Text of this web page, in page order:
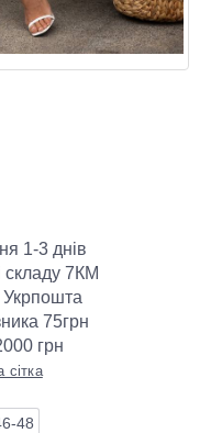
1-3 днів
складу 7КМ
75грн
грн
сітка
48